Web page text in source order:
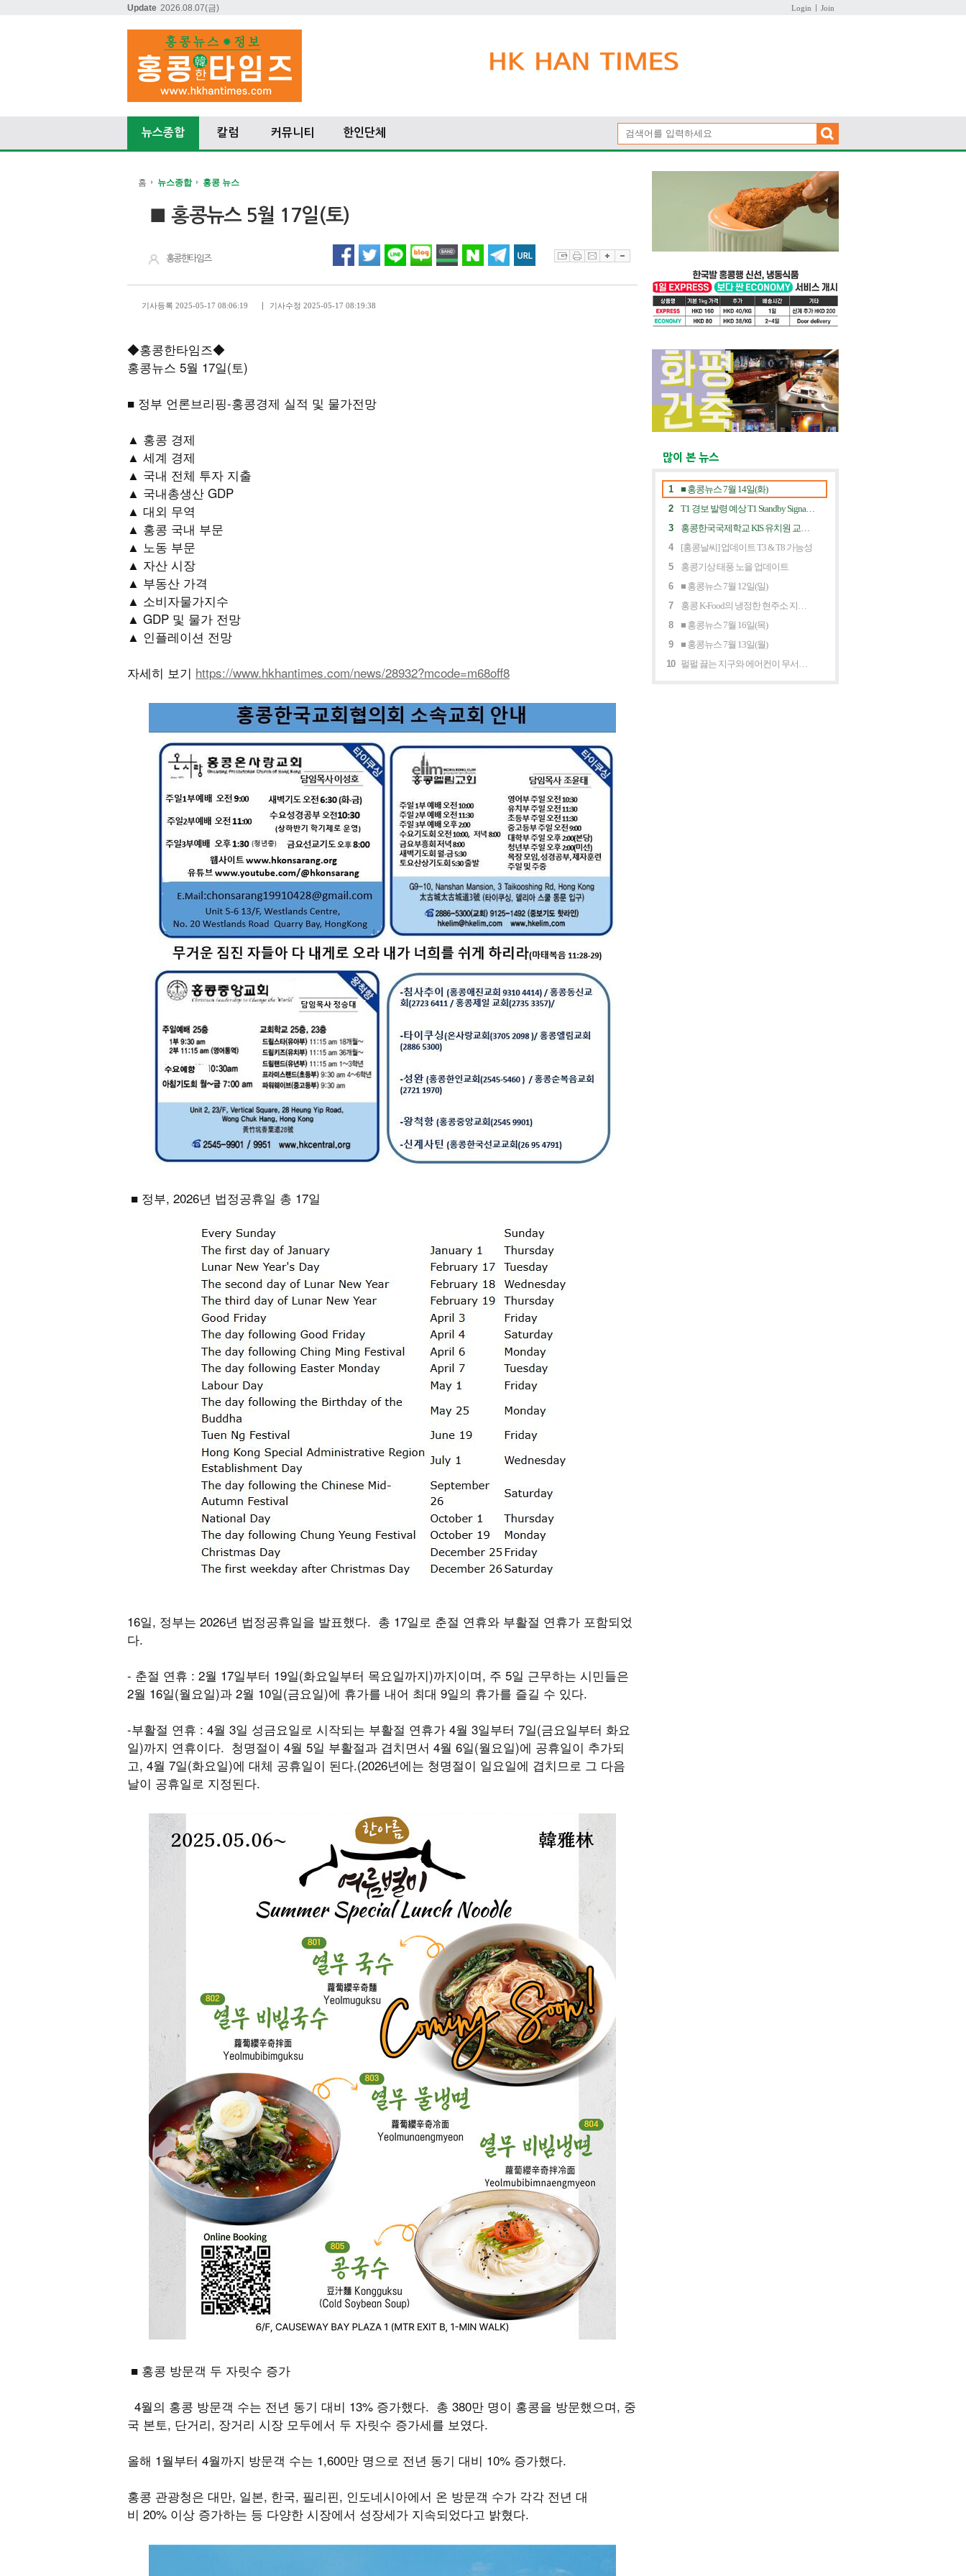
Login Join
Update 2026.08.07(금)
뉴스종합 칼럼 커뮤니티 한인단체
홈 뉴스종합 홍콩 뉴스
■ 홍콩뉴스 5월 17일(토)
홍콩한타임즈
기사등록 2025-05-17 08:06:19 기사수정 2025-05-17 08:19:38
◆홍콩한타임즈◆
홍콩뉴스 5월 17일(토)
■ 정부 언론브리핑-홍콩경제 실적 및 물가전망
▲ 홍콩 경제
▲ 세계 경제
▲ 국내 전체 투자 지출
▲ 국내총생산 GDP
▲ 대외 무역
▲ 홍콩 국내 부문
▲ 노동 부문
▲ 자산 시장
▲ 부동산 가격
▲ 소비자물가지수
▲ GDP 및 물가 전망
▲ 인플레이션 전망
자세히 보기 https://www.hkhantimes.com/news/28932?mcode=m68off8
■ 정부, 2026년 법정공휴일 총 17일
16일, 정부는 2026년 법정공휴일을 발표했다. 총 17일로 춘절 연휴와 부활절 연휴가 포함되었
다.
- 춘절 연휴 : 2월 17일부터 19일(화요일부터 목요일까지)까지이며, 주 5일 근무하는 시민들은
2월 16일(월요일)과 2월 10일(금요일)에 휴가를 내어 최대 9일의 휴가를 즐길 수 있다.
-부활절 연휴 : 4월 3일 성금요일로 시작되는 부활절 연휴가 4월 3일부터 7일(금요일부터 화요
일)까지 연휴이다. 청명절이 4월 5일 부활절과 겹치면서 4월 6일(월요일)에 공휴일이 추가되
고, 4월 7일(화요일)에 대체 공휴일이 된다.(2026년에는 청명절이 일요일에 겹치므로 그 다음
날이 공휴일로 지정된다.
■ 홍콩 방문객 두 자릿수 증가
4월의 홍콩 방문객 수는 전년 동기 대비 13% 증가했다. 총 380만 명이 홍콩을 방문했으며, 중
국 본토, 단거리, 장거리 시장 모두에서 두 자릿수 증가세를 보였다.
올해 1월부터 4월까지 방문객 수는 1,600만 명으로 전년 동기 대비 10% 증가했다.
홍콩 관광청은 대만, 일본, 한국, 필리핀, 인도네시아에서 온 방문객 수가 각각 전년 대
비 20% 이상 증가하는 등 다양한 시장에서 성장세가 지속되었다고 밝혔다.
많이 본 뉴스
1
■ 홍콩뉴스 7월 14일(화)
2
3
4
[홍콩날씨] 업데이트 T3 & T8 가능성
5
홍콩기상 태풍 노을 업데이트
6
■ 홍콩뉴스 7월 12일(일)
7
8
■ 홍콩뉴스 7월 16일(목)
9
■ 홍콩뉴스 7월 13일(월)
10